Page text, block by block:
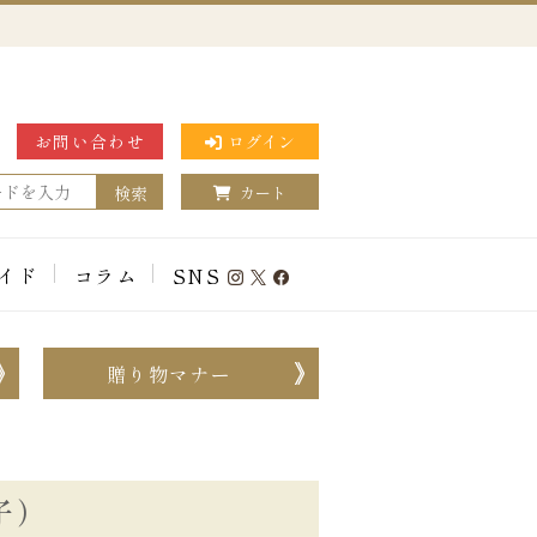
お問い合わせ ログイン
検索 カート
ド コラム SNS
贈り物マナー